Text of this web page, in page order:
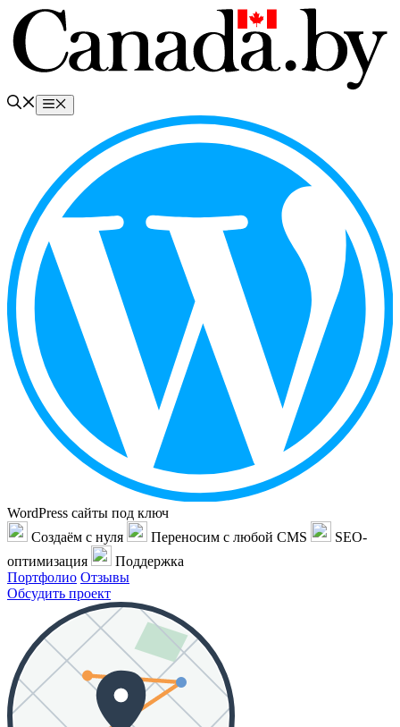
Перейти
содержимому
Меню
WordPress сайты под ключ
Создаём с нуля
Переносим с любой CMS
SEO-
оптимизация
Поддержка
Портфолио Отзывы
Обсудить проект